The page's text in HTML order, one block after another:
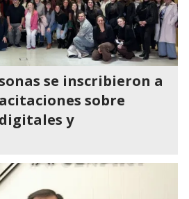
se inscribieron a
sobre
y